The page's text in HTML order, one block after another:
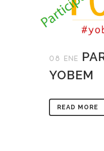
08 ENE
YOBEM
READ MORE